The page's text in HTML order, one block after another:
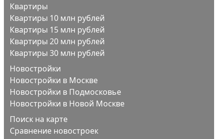
Квартиры
Квартиры 10 млн рублей
Квартиры 15 млн рублей
Квартиры 20 млн рублей
Квартиры 30 млн рублей
Новостройки
Новостройки в Москве
Новостройки в Подмосковье
Новостройки в Новой Москве
Поиск на карте
Сравнение новостроек